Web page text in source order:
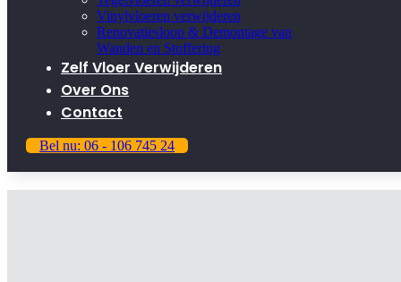
Vinylvloeren verwijderen
Renovatiesloop & Demontage van
Wanden en Stoffering
Zelf Vloer Verwijderen
Over Ons
Contact
Bel nu: 06 - 106 745 24